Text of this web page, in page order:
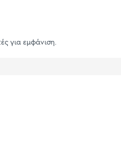
για εμφάνιση.